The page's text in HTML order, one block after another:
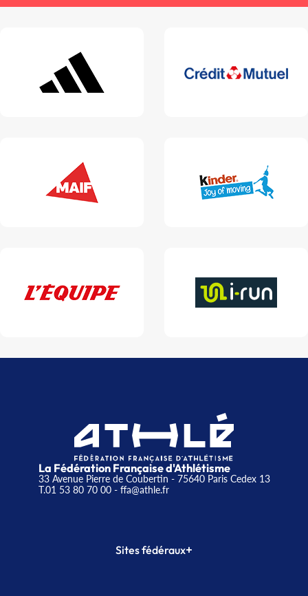
La Fédération Française d'Athlétisme
33 Avenue Pierre de Coubertin - 75640 Paris Cedex 13
T.01 53 80 70 00- ffa@athle.fr
Sites fédéraux+